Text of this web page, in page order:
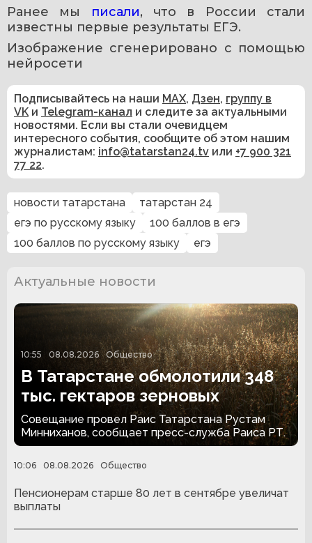
Ранее мы
писали, что в России стали
известны первые результаты ЕГЭ.
Изображение сгенерировано с помощью
нейросети
Подписывайтесь на наши MAX, Дзен, группу в
VK и Telegram-канал и следите за актуальными
новостями. Если вы стали очевидцем
интересного события, сообщите об этом нашим
журналистам: info@tatarstan24.tv или +7 900 321
77 22.
новости татарстана
татарстан 24
егэ по русскому языку
100 баллов в егэ
100 баллов по русскому языку
егэ
Актуальные новости
10:55 08.08.2026 Общество
В Татарстане обмолотили 348
тыс. гектаров зерновых
Совещание провел Раис Татарстана Рустам
Минниханов, сообщает пресс-служба Раиса РТ.
10:06 08.08.2026 Общество
Пенсионерам старше 80 лет в сентябре увеличат
выплаты